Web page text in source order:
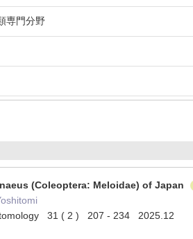
専門分野
(Coleoptera: Meloidae) of Japan
31 ( 2 ) 207 - 234 2025.12